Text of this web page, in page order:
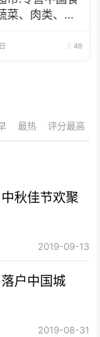
菜、肉类、
49
最热 评分最高
秋佳节欢聚
2019-09-13
落户中国城
2019-08-31